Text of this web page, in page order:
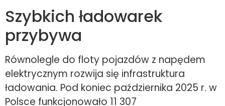
Szybkich ładowarek
przybywa
Równolegle do floty pojazdów z napędem
elektrycznym rozwija się infrastruktura
ładowania. Pod koniec października 2025 r. w
Polsce funkcjonowało 11 307